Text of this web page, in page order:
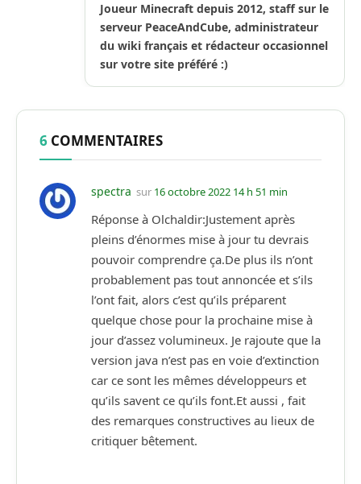
Joueur Minecraft depuis 2012, staff sur le
serveur PeaceAndCube, administrateur
du wiki français et rédacteur occasionnel
sur votre site préféré :)
6 COMMENTAIRES
spectra sur 16 octobre 2022 14 h 51 min
Réponse à Olchaldir:Justement après
pleins d’énormes mise à jour tu devrais
pouvoir comprendre ça.De plus ils n’ont
probablement pas tout annoncée et s’ils
l’ont fait, alors c’est qu’ils préparent
quelque chose pour la prochaine mise à
jour d’assez volumineux. Je rajoute que la
version java n’est pas en voie d’extinction
car ce sont les mêmes développeurs et
qu’ils savent ce qu’ils font.Et aussi , fait
des remarques constructives au lieux de
critiquer bêtement.